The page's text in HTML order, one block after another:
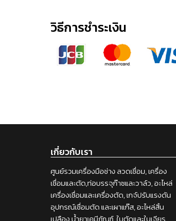
วิธีการชำระเงิน
เกี่ยวกับเรา
ศูนย์รวมเครื่องมือช่าง ลวดเชื่อม, เครื่อง
เชื่อมและตัด,ท่อบรรจุก๊าซและวาล์ว, อะไหล่
เครื่องเชื่อมและเครื่องตัด, เกจ์ปรับแรงดัน
อุปกรณ์เชื่อมตัด และเผาแก๊ส, อะไหล่สิ้น
เปลือง น้ำยาเคมีภัณฑ์, ใบตัดและใบเจียร